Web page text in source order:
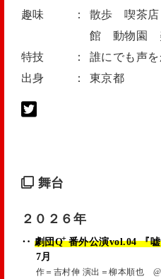
趣味
：
散歩 喫茶店
館 動物園
特技
：
誰にでも声
出身
： 東京都
舞台
２０２６年
‥ 劇団Q+番外公演vol.04 『
7月
作＝吉村伸 演出＝柳本順也